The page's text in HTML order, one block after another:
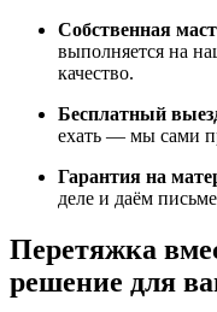
Собственная
выполняется на
качество.
Бесплатный
ехать — мы сами
Гарантия на
деле и даём
Перетяжка
решение для